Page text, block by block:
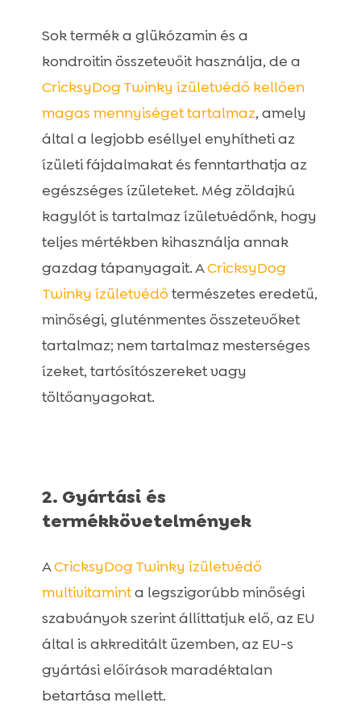
Sok termék a glükózamin és a
kondroitin összetevőit használja, de a
CricksyDog Twinky ízületvédő kellően
magas mennyiséget tartalmaz, amely
által a legjobb eséllyel enyhítheti az
ízületi fájdalmakat és fenntarthatja az
egészséges ízületeket. Még zöldajkú
kagylót is tartalmaz ízületvédőnk, hogy
teljes mértékben kihasználja annak
gazdag tápanyagait. ACricksyDog
Twinky ízületvédő természetes eredetű,
minőségi, gluténmentes összetevőket
tartalmaz; nem tartalmaz mesterséges
ízeket, tartósítószereket vagy
töltőanyagokat.
2. Gyártási és
termékkövetelmények
ACricksyDog Twinky ízületvédő
multivitaminta legszigorúbb minőségi
szabványok szerint állíttatjuk elő, az EU
által is akkreditált üzemben, az EU-s
gyártási előírások maradéktalan
betartása mellett.